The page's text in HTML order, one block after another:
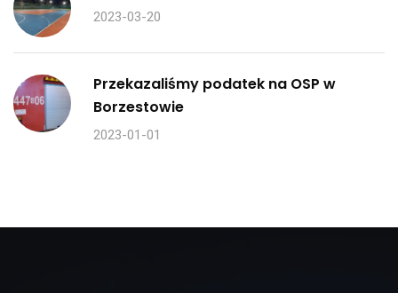
2023-03-20
Przekazaliśmy podatek na OSP w
Borzestowie
2023-01-01